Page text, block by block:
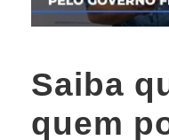
Saiba
quem